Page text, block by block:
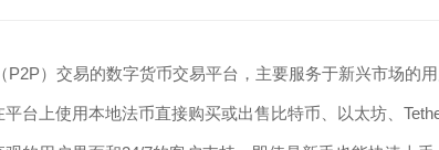
P2P）交易的数字货币交易平台，主要服务于新兴市场的
台上使用本地法币直接购买或出售比特币、以太坊、